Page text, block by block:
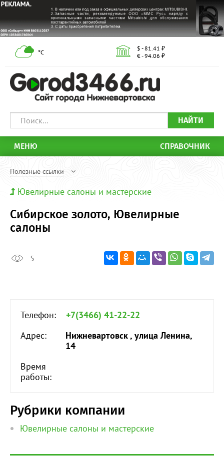
°С
$ - 81.41 ₽
€ - 94.06 ₽
НАЙТИ
МЕНЮ СПРАВОЧНИК
Полезные ссылки
Ювелирные салоны и мастерские
Сибирское золото, Ювелирные
салоны
5
Телефон:
+7(3466) 41-22-22
Адрес:
Нижневартовск , улица Ленина,
14
Время
работы:
Рубрики компании
Ювелирные салоны и мастерские